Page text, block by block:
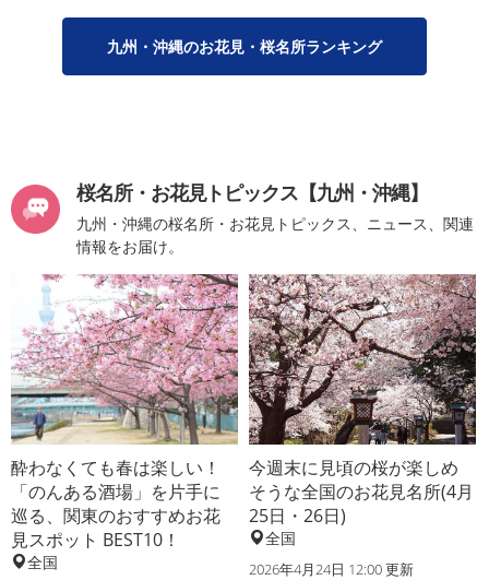
九州・沖縄のお花見・桜名所ランキング
桜名所・お花見トピックス【九州・沖縄】
九州・沖縄の桜名所・お花見トピックス、ニュース、関連
情報をお届け。
酔わなくても春は楽しい！
「のんある酒場」を片手に
巡る、関東のおすすめお花
見スポット BEST10！
全国
今週末に見頃の桜が楽しめ
そうな全国のお花見名所(4月
25日・26日)
全国
2026年4月24日 12:00 更新